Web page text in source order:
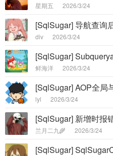
星期五 2026/3/24
div 2026/3/24
鲜海洋 2026/3/24
[SqlSugar] AOP全局
lyl 2026/3/24
[SqlSugar] 新增时报
兰月二九🌾 2026/3/24